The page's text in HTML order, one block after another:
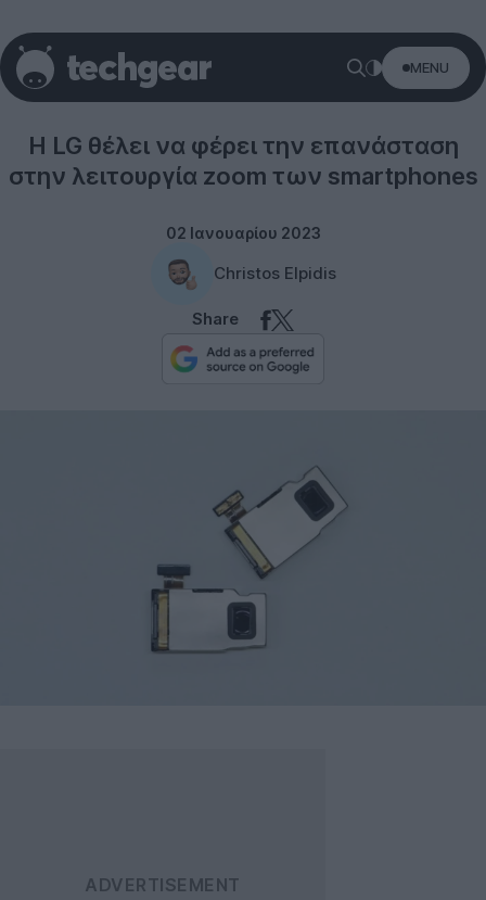
MENU
Technology
Η LG θέλει να φέρει την επανάσταση
στην λειτουργία zoom των smartphones
02 Ιανουαρίου 2023
Christos Elpidis
Share